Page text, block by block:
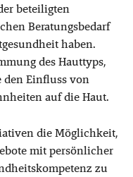
beteiligten
Beratungsbedarf
haben.
des Hauttyps,
Einfluss von
auf die Haut.
die Möglichkeit,
mit persönlicher
zu